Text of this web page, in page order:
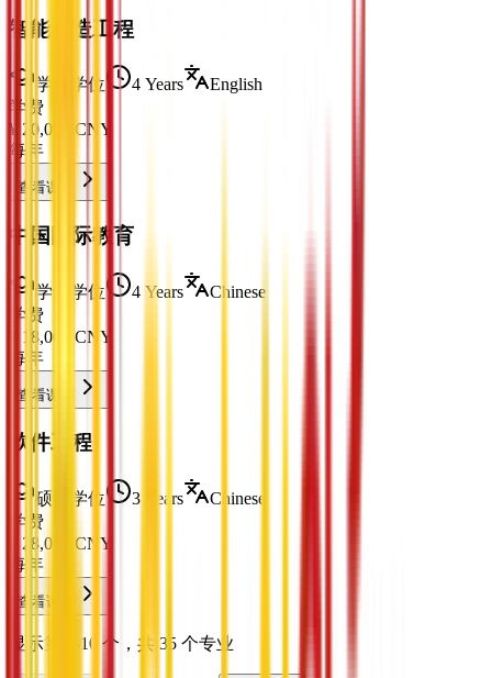
智能制造工程
学士学位 4 Years
English
学费
¥ 20,000
CNY
每年
查看课程
中国国际教育
学士学位 4 Years
Chinese
学费
18,000
CNY
每年
查看课程
软件工程
硕士学位 3 Years
Chinese
学费
28,000
CNY
每年
查看课程
显示第 1-10 个，共 35 个专业